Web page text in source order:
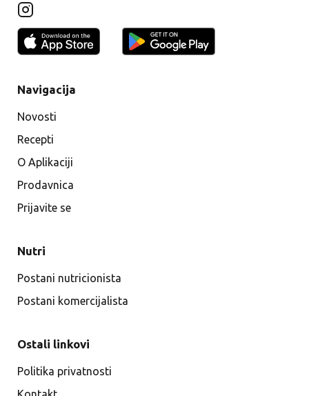
Navigacija
Novosti
Recepti
O Aplikaciji
Prodavnica
Prijavite se
Nutri
Postani nutricionista
Postani komercijalista
Ostali linkovi
Politika privatnosti